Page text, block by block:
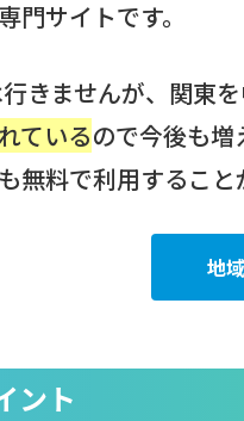
門サイトです。
きませんが、関東
ているので今後も
無料で利用すること
地
ント